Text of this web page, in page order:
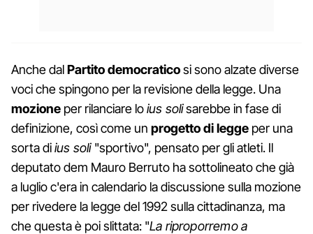
Anche dalPartito democraticosi sono alzate diverse
voci che spingono per la revisione della legge. Una
mozione per rilanciare loius solisarebbe in fase di
definizione, così come un progetto di legge per una
sorta diius soli "sportivo", pensato per gli atleti. Il
deputato dem Mauro Berruto ha sottolineato che già
a luglio c'era in calendario la discussione sulla mozione
per rivedere la legge del 1992 sulla cittadinanza, ma
che questa è poi slittata: "La riproporremo a